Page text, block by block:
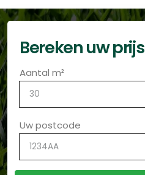
Bereken uw prijs
Aantal m²
Uw postcode